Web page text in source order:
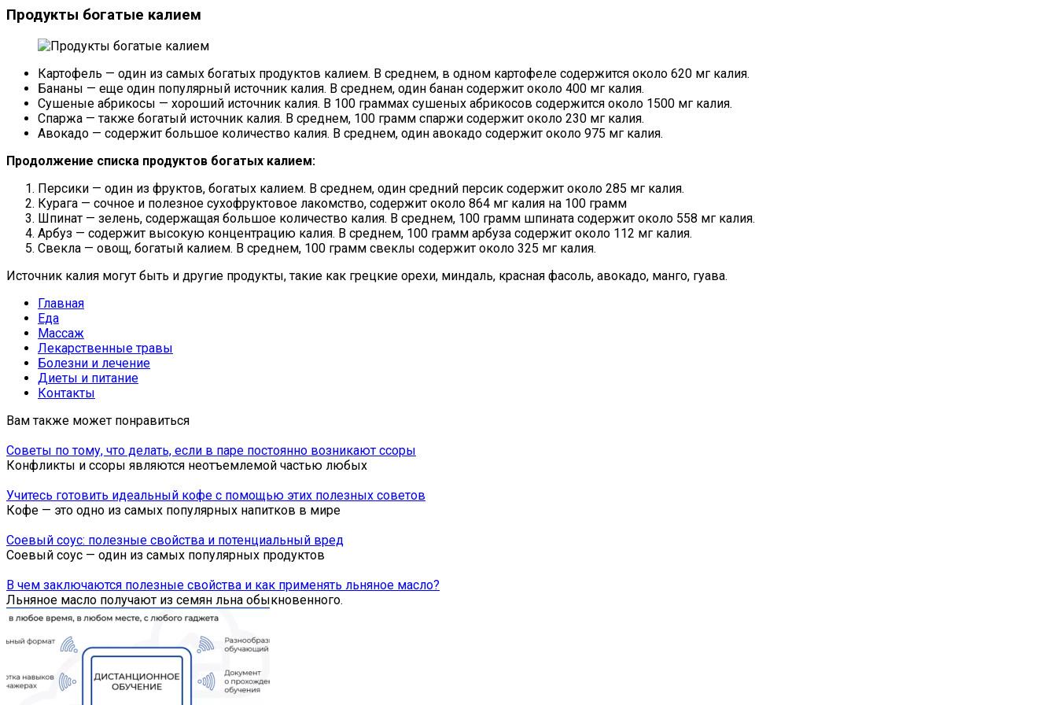
Продукты богатые калием
Картофель — один из самых богатых продуктов калием. В среднем, в одном картофеле содержится около 620 мг калия.
Бананы — еще один популярный источник калия. В среднем, один банан содержит около 400 мг калия.
Сушеные абрикосы — хороший источник калия. В 100 граммах сушеных абрикосов содержится около 1500 мг калия.
Спаржа — также богатый источник калия. В среднем, 100 грамм спаржи содержит около 230 мг калия.
Авокадо — содержит большое количество калия. В среднем, один авокадо содержит около 975 мг калия.
Продолжение списка продуктов богатых калием:
Персики — один из фруктов, богатых калием. В среднем, один средний персик содержит около 285 мг калия.
Курага — сочное и полезное сухофруктовое лакомство, содержит около 864 мг калия на 100 грамм
Шпинат — зелень, содержащая большое количество калия. В среднем, 100 грамм шпината содержит около 558 мг калия.
Арбуз — содержит высокую концентрацию калия. В среднем, 100 грамм арбуза содержит около 112 мг калия.
Свекла — овощ, богатый калием. В среднем, 100 грамм свеклы содержит около 325 мг калия.
Источник калия могут быть и другие продукты, такие как грецкие орехи, миндаль, красная фасоль, авокадо, манго, гуава.
Главная
Еда
Массаж
Лекарственные травы
Болезни и лечение
Диеты и питание
Контакты
Вам также может понравиться
Советы по тому, что делать, если в паре постоянно возникают ссоры
Конфликты и ссоры являются неотъемлемой частью любых
Учитесь готовить идеальный кофе с помощью этих полезных советов
Кофе — это одно из самых популярных напитков в мире
Соевый соус: полезные свойства и потенциальный вред
Соевый соус — один из самых популярных продуктов
В чем заключаются полезные свойства и как применять льняное масло?
Льняное масло получают из семян льна обыкновенного.